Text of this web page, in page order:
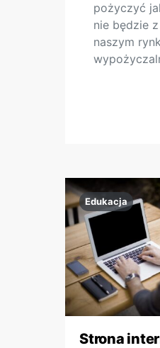
pożyczyć
nie będzie
naszym
Edukacja
Strona